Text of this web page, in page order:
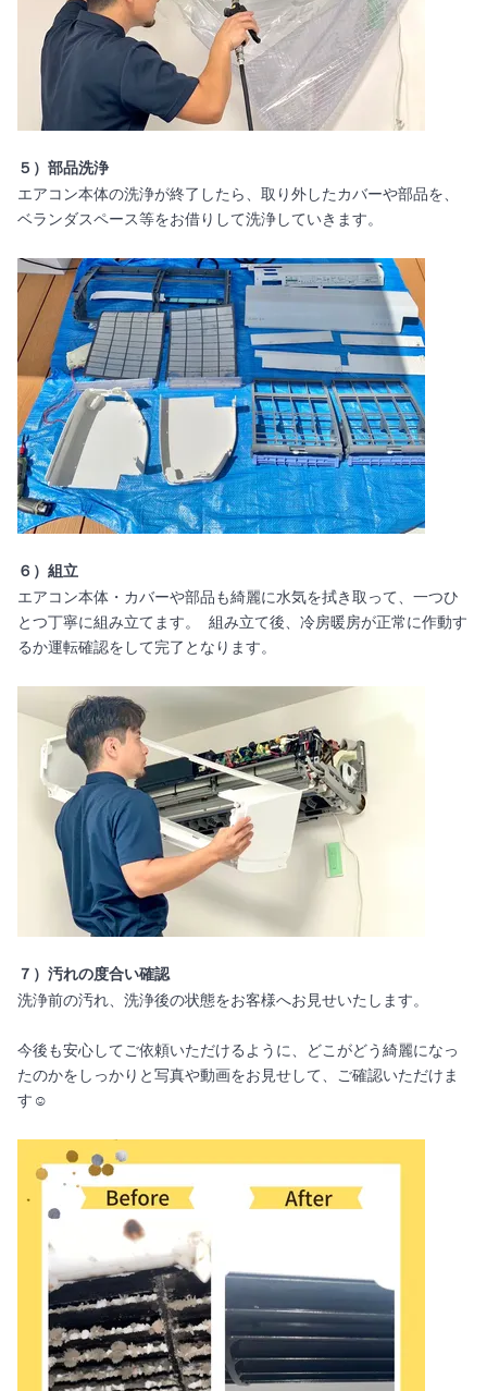
５）部品洗浄
エアコン本体の洗浄が終了したら、取り外したカバーや部品を、
ベランダスペース等をお借りして洗浄していきます。
６）組立
エアコン本体・カバーや部品も綺麗に水気を拭き取って、一つひ
とつ丁寧に組み立てます。 組み立て後、冷房暖房が正常に作動す
るか運転確認をして完了となります。
７）汚れの度合い確認
洗浄前の汚れ、洗浄後の状態をお客様へお見せいたします。
今後も安心してご依頼いただけるように、どこがどう綺麗になっ
たのかをしっかりと写真や動画をお見せして、ご確認いただけま
す☺️